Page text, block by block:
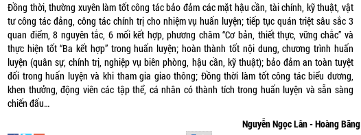
Đồng thời, thường xuyên làm tốt công tác bảo đảm các mặt hậu cần, tài chính, kỹ thuật, vật
tư công tác đảng, công tác chính trị cho nhiệm vụ huấn luyện; tiếp tục quán triệt sâu sắc 3
quan điểm, 8 nguyên tắc, 6 mối kết hợp, phương châm “Cơ bản, thiết thực, vững chắc” và
thực hiện tốt “Ba kết hợp” trong huấn luyện; hoàn thành tốt nội dung, chương trình huấn
luyện (quân sự, chính trị, nghiệp vụ biên phòng, hậu cần, kỹ thuật); bảo đảm an toàn tuyệt
đối trong huấn luyện và khi tham gia giao thông; Đồng thời làm tốt công tác biểu dương,
khen thưởng, động viên các tập thể, cá nhân có thành tích trong huấn luyện và sẵn sàng
chiến đấu…
Nguyễn Ngọc Lân - Hoàng Băng